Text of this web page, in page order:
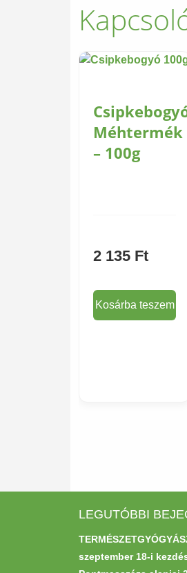
Méhtermék
– 100g
2 135 Ft
Kosárba teszem
LEGUTÓBBI
szeptember 18-i